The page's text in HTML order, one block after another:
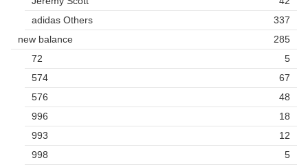
adidas Others
337
new balance
285
72
5
574
67
576
48
996
18
993
12
998
5